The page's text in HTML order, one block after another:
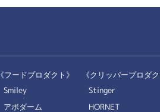
《フードプロダクト》
Smiley
アボダーム
《クリッパープロダク
Stinger
HORNET